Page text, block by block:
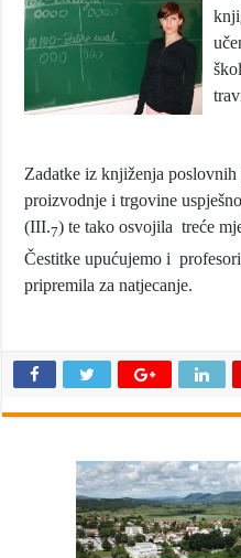
Zadatke iz knjiženja
proizvodnje i trgovine
(III.7) te tako osvojila treće
Čestitke upućujemo i
pripremila za natjecanje.